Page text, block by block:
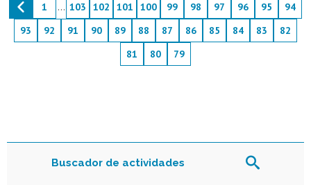
Buscador de actividades
1 ... 103 102 101 100 99 98 97 96 95
94
93
92 91 90 89 88 87 86 85 84 83
82
81
80 79